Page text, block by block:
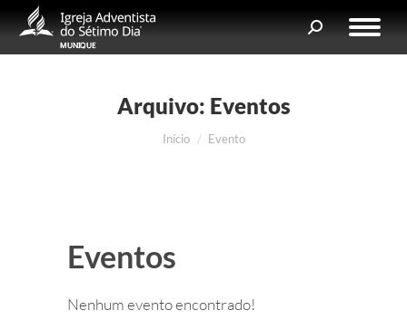
Search:
Arquivo: Eventos
Você está aqui:
Início Evento
Eventos
Nenhum evento encontrado!